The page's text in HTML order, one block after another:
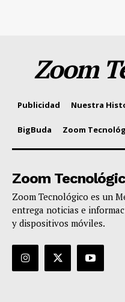
Zoom
Publicidad Nuestra
BigBuda Zoom
Zoom
Zoom Tecnológico es un
entrega noticias e
y dispositivos móviles.